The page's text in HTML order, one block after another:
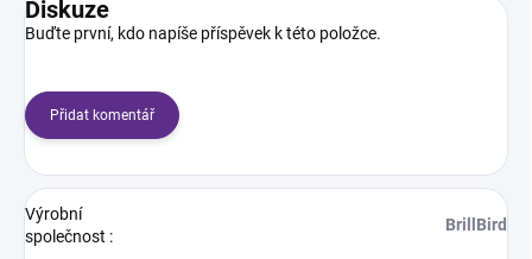
Diskuze
Buďte první, kdo napíše příspěvek k této položce.
Přidat komentář
Výrobní
společnost :
BrillBird